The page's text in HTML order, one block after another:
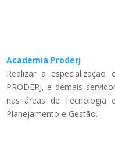
Academia Proderj
Realizar a
PRODERJ, e demais
nas áreas de Tecnologia
Planejamento e Gestão.